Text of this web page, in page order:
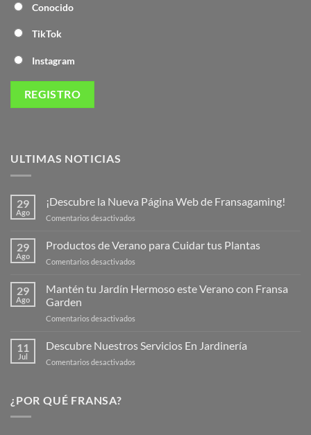
Conocido
TikTok
Instagram
ULTIMAS NOTICIAS
29
Ago
¡Descubre la Nueva Página Web de Fransagaming!
Comentarios desactivados
Nueva
de
29
Ago
Productos de Verano para Cuidar tus Plantas
Comentarios desactivados
de
Verano
Plantas
29
Ago
Mantén tu Jardín Hermoso este Verano con Fransa
Garden
Comentarios desactivados
tu
Jardín
11
Jul
Descubre Nuestros Servicios En Jardinería
Comentarios desactivados
¿POR QUÉ FRANSA?